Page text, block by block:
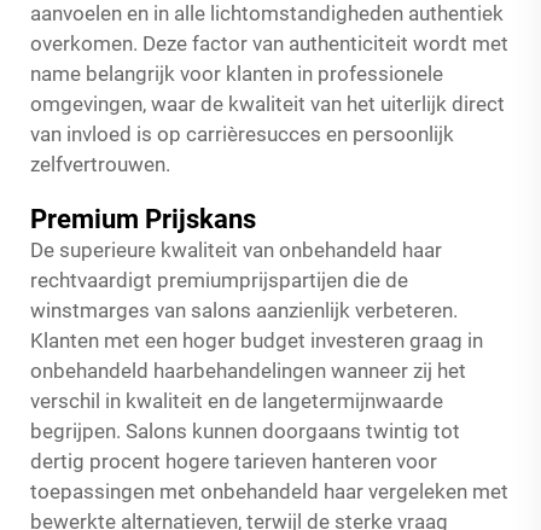
aanvoelen en in alle lichtomstandigheden authentiek
overkomen. Deze factor van authenticiteit wordt met
name belangrijk voor klanten in professionele
omgevingen, waar de kwaliteit van het uiterlijk direct
van invloed is op carrièresucces en persoonlijk
zelfvertrouwen.
Premium Prijskans
De superieure kwaliteit van onbehandeld haar
rechtvaardigt premiumprijspartijen die de
winstmarges van salons aanzienlijk verbeteren.
Klanten met een hoger budget investeren graag in
onbehandeld haarbehandelingen wanneer zij het
verschil in kwaliteit en de langetermijnwaarde
begrijpen. Salons kunnen doorgaans twintig tot
dertig procent hogere tarieven hanteren voor
toepassingen met onbehandeld haar vergeleken met
bewerkte alternatieven, terwijl de sterke vraag